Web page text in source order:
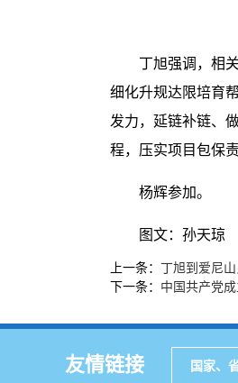
丁旭强调，相
细化升规达限培育
发力，延链补链、
程，压实项目包保
杨辉参加。
图文：孙天琼
上一条： 丁旭到爱尼
下一条： 中国共产党
友情链接 国家、